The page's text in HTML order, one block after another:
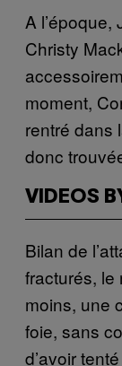
A
Christy
moment,
rentré dans
donc
VIDEOS
Bilan de
fracturés, le
moins, une
foie, sans
d’avoir